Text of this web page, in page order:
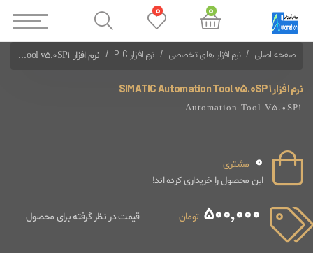
صفحه اصلی نرم افزار های تخصصی
نرم افزار PLC
نرم افزارهای PLC Siemens
نرم افزار SIMATIC Automation Tool v5.0SP1
نرم افزار SIMATIC Automation Tool v5.0SP1
Automation Tool V5.0SP1
0 مشتری
این محصول را خریداری کرده اند!
500,000 تومان قیمت در نظر گرفته برای محصول
0
0